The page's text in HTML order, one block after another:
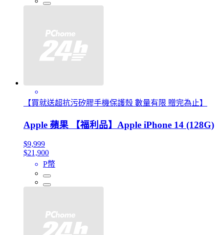
【買就送超抗污矽膠手機保護殼 數量有限 贈完為止】
Apple 蘋果 【福利品】Apple iPhone 14 (128G)
$9,999
$21,900
P幣